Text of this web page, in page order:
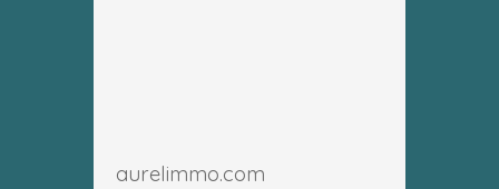
aurelimmo.com